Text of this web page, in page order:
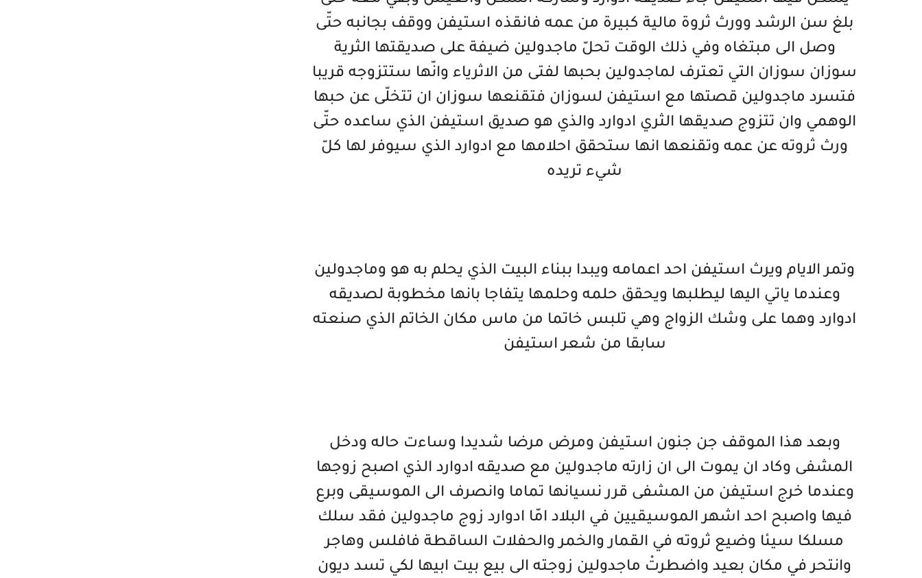
بلغ سن الرشد وورث ثروة مالية كبيرة من عمه فانقذه استيفن ووقف بجانبه حتّى
وصل الى مبتغاه وفي ذلك الوقت تحلّ ماجدولين ضيفة على صديقتها الثرية
سوزان سوزان التي تعترف لماجدولين بحبها لفتى من الاثرياء وانّها ستتزوجه قريبا
فتسرد ماجدولين قصتها مع استيفن لسوزان فتقنعها سوزان ان تتخلّى عن حبها
الوهمي وان تتزوج صديقها الثري ادوارد والذي هو صديق استيفن الذي ساعده حتّى
ورث ثروته عن عمه وتقنعها انها ستحقق احلامها مع ادوارد الذي سيوفر لها كلّ
شيء تريده
وتمر الايام ويرث استيفن احد اعمامه ويبدا ببناء البيت الذي يحلم به هو وماجدولين
وعندما ياتي اليها ليطلبها ويحقق حلمه وحلمها يتفاجا بانها مخطوبة لصديقه
ادوارد وهما على وشك الزواج وهي تلبس خاتما من ماس مكان الخاتم الذي صنعته
سابقا من شعر استيفن
وبعد هذا الموقف جن جنون استيفن ومرض مرضا شديدا وساءت حاله ودخل
المشفى وكاد ان يموت الى ان زارته ماجدولين مع صديقه ادوارد الذي اصبح زوجها
وعندما خرج استيفن من المشفى قرر نسيانها تماما وانصرف الى الموسيقى وبرع
فيها واصبح احد اشهر الموسيقيين في البلاد امّا ادوارد زوج ماجدولين فقد سلك
مسلكا سيئا وضيع ثروته في القمار والخمر والحفلات الساقطة فافلس وهاجر
وانتحر في مكان بعيد واضطرتْ ماجدولين زوجته الى بيع بيت ابيها لكي تسد ديون